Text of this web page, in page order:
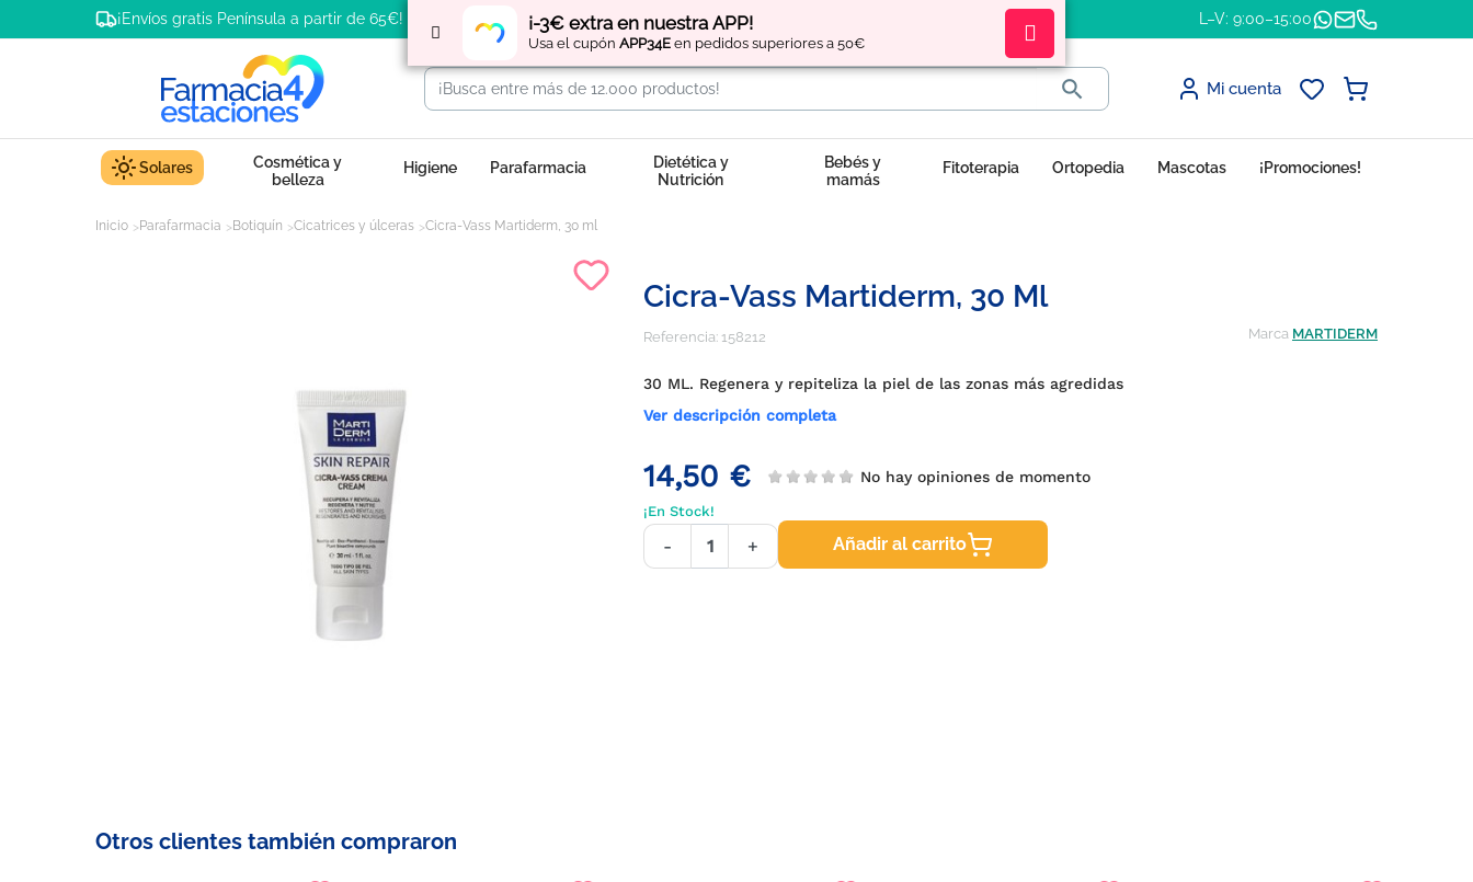
¡-3€ extra en nuestra APP!
Usa el cupón APP34E en pedidos superiores a 50€
¡Envíos gratis Península a partir de 65€! Regístratey obtén L–V: 9:00–15:00
 Mi cuenta
Solares
Cosmética y
belleza
Higiene Parafarmacia
Dietética y
Nutrición
Bebés y
mamás
Fitoterapia Ortopedia Mascotas ¡Promociones!
Inicio Parafarmacia Botiquín Cicatrices y úlceras Cicra-Vass Martiderm, 30 ml
Cicra-Vass Martiderm, 30 Ml
Referencia: 158212 Marca MARTIDERM
30 ML. Regenera y repiteliza la piel de las zonas más agredidas
Ver descripción completa
14,50 € No hay opiniones de momento
¡En Stock!
- + Añadir al carrito
Otros clientes también compraron